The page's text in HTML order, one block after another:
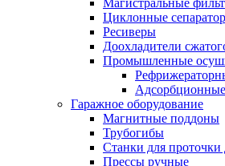
Магистральные
Циклонные
Ресиверы
Доохладители
Промышленные
Гаражное оборудование
Магнитные поддоны
Трубогибы
Станки для проточки
Прессы ручные